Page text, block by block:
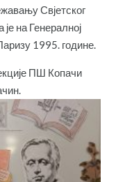
Свјетског
на Генералној
1995. године.
ПШ Копачи